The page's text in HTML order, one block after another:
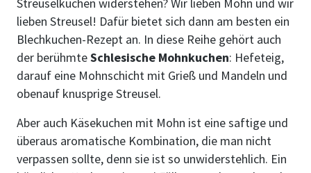
lieben Streusel! Dafür bietet sich dann am besten ein
Blechkuchen-Rezept an. In diese Reihe gehört auch
der berühmteSchlesische Mohnkuchen: Hefeteig,
darauf eine Mohnschicht mit Grieß und Mandeln und
obenauf knusprige Streusel.
Aber auch Käsekuchen mit Mohn ist eine saftige und
überaus aromatische Kombination, die man nicht
verpassen sollte, denn sie ist so unwiderstehlich. Ein